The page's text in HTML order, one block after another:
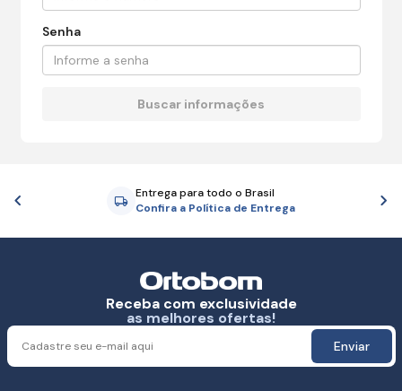
Senha
Entrega para todo o Brasil
Confira a Política de Entrega
Anterior
Receba com exclusividade
as melhores ofertas!
Enviar